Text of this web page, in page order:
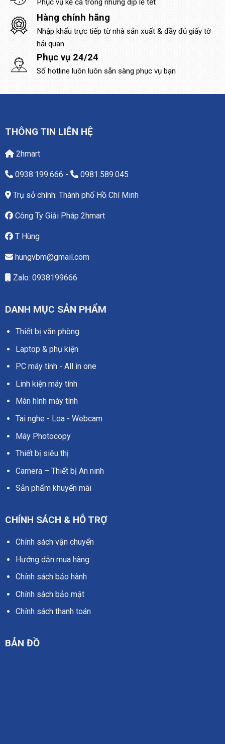
Phục vụ kể cả trong những dịp lễ tết
Hàng chính hãng
Nhập khẩu trực tiếp từ nhà sản xuất & đầy đủ giấy tờ
hải quan
Phục vụ 24/24
Số hotline luôn luôn sẵn sàng phục vụ bạn
THÔNG TIN LIÊN HỆ
2hmart
0938.199.666 - 0981.589.045
Trụ sở chính: Thành phố Hồ Chí Minh
Công Ty Giải Pháp 2hmart
T Hùng
hungvbm@gmail.com
Zalo: 0938199666
DANH MỤC SẢN PHẨM
Thiết bị văn phòng
Laptop & phụ kiện
PC máy tính - All in one
Linh kiện máy tính
Màn hình máy tính
Tai nghe - Loa - Webcam
Máy Photocopy
Thiết bị siêu thị
Camera – Thiết bị An ninh
Sản phẩm khuyến mãi
CHÍNH SÁCH & HỖ TRỢ
Chính sách vận chuyển
Hướng dẫn mua hàng
Chính sách bảo hành
Chính sách bảo mật
Chính sách thanh toán
BẢN ĐỒ